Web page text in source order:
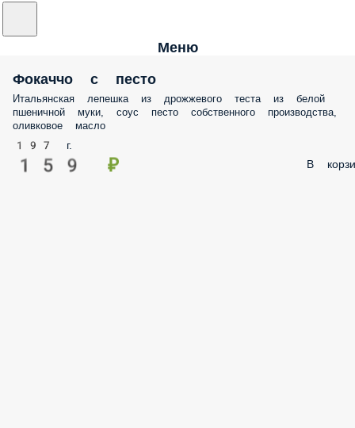
Меню
Фокаччо с песто
Итальянская лепешка из дрожжевого теста из белой
пшеничной муки, соус песто собственного производства,
оливковое масло
197 г.
159 ₽ В